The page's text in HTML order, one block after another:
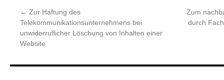
← Zur Haftung des
Telekommunikationsunternehmens bei
unwiderruflicher Löschung von Inhalten einer
Website
Zum
durch